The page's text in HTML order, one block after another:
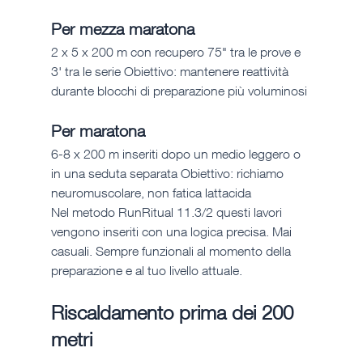
Per mezza maratona
2 x 5 x 200 m con recupero 75" tra le prove e
3' tra le serie Obiettivo: mantenere reattività
durante blocchi di preparazione più voluminosi
Per maratona
6-8 x 200 m inseriti dopo un medio leggero o
in una seduta separata Obiettivo: richiamo
neuromuscolare, non fatica lattacida
Nel metodo RunRitual 11.3/2 questi lavori
vengono inseriti con una logica precisa. Mai
casuali. Sempre funzionali al momento della
preparazione e al tuo livello attuale.
Riscaldamento prima dei 200
metri